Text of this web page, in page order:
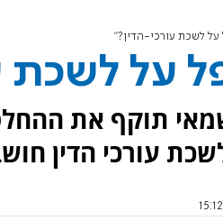
לשכת עורכי-הדין?"
על לשכת
תוקף את
עורכי הדין